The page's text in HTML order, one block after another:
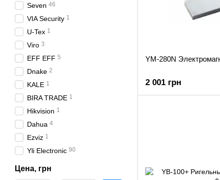
YM-280N
2 001 грн
Seven 46
VIA Security 1
U-Tex 1
Viro 3
EFF EFF 5
Dnake 2
KALE 1
BIRA TRADE 1
Hikvision 1
Dahua 4
Ezviz 1
Yli Electronic 90
Цена, грн